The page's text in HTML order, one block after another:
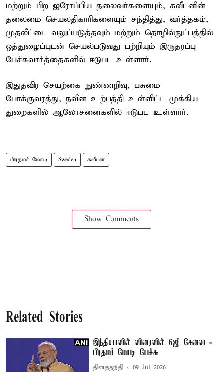
மற்றும் பிற ஐரோப்பிய தலைவர்களையும், சுவீடனின்
தலைமை செயலதிகாரிகளையும் சந்தித்து, வர்த்தகம்,
முதலீட்டை வலுப்படுத்தவும் மற்றும் தொழில்நுட்பத்தில்
ஒத்துழைப்புடன் செயல்படுவது பற்றியும் இருதரப்பு
பேச்சுவார்த்தைகளில் ஈடுபட உள்ளார்.
இதுதவிர செயற்கை நுண்ணறிவு, பசுமை
போக்குவரத்து, நவீன உற்பத்தி உள்ளிட்ட முக்கிய
துறைகளில் ஆலோசனைகளில் ஈடுபட உள்ளார்.
பிரதமர் மோடி Sweden சுவீடன்
Show Comments
Related Stories
இந்தியாவில் விரைவில் 6ஜி சேவை -
பிரதமர் மோடி பேச்சு
தினத்தந்தி 09 Jul 2026